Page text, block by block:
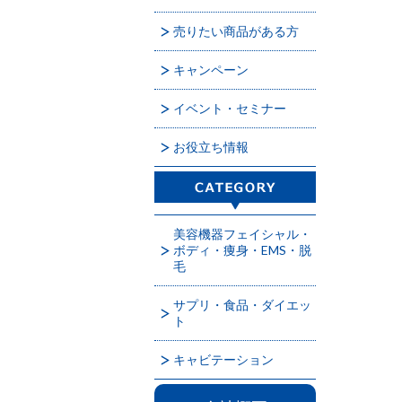
売りたい商品がある方
キャンペーン
イベント・セミナー
お役立ち情報
美容機器フェイシャル・
ボディ・痩身・EMS・脱
毛
サプリ・食品・ダイエッ
ト
キャビテーション